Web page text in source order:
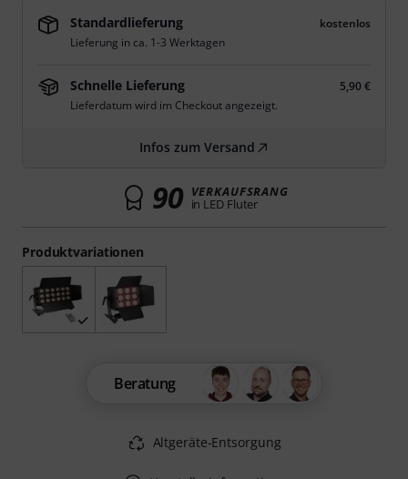
Produktvariationen
Standardlieferung
kostenlos
Lieferung in ca. 1-3 Werktagen
Schnelle Lieferung
5,90 €
Lieferdatum wird im Checkout angezeigt.
Infos zum Versand
90 VERKAUFSRANG
in LED Fluter
Beratung
Altgeräte-Entsorgung